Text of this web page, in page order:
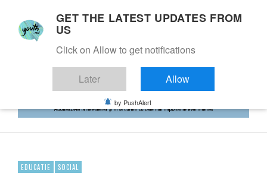
EDUCATIE SOCIAL
GET THE LATEST UPDATES FROM
US
Click on Allow to get notifications
Later Allow
by PushAlert